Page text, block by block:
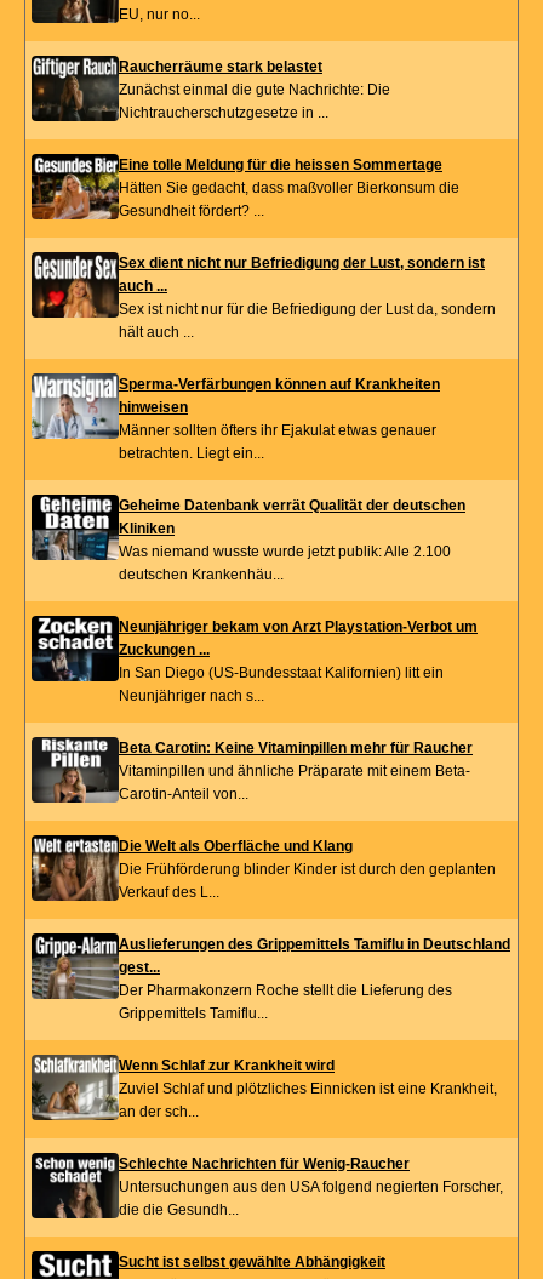
EU, nur no...
Raucherräume stark belastet
Zunächst einmal die gute Nachrichte: Die
Nichtraucherschutzgesetze in ...
Eine tolle Meldung für die heissen Sommertage
Hätten Sie gedacht, dass maßvoller Bierkonsum die
Gesundheit fördert? ...
Sex dient nicht nur Befriedigung der Lust, sondern ist
auch ...
Sex ist nicht nur für die Befriedigung der Lust da, sondern
hält auch ...
Sperma-Verfärbungen können auf Krankheiten
hinweisen
Männer sollten öfters ihr Ejakulat etwas genauer
betrachten. Liegt ein...
Geheime Datenbank verrät Qualität der deutschen
Kliniken
Was niemand wusste wurde jetzt publik: Alle 2.100
deutschen Krankenhäu...
Neunjähriger bekam von Arzt Playstation-Verbot um
Zuckungen ...
In San Diego (US-Bundesstaat Kalifornien) litt ein
Neunjähriger nach s...
Beta Carotin: Keine Vitaminpillen mehr für Raucher
Vitaminpillen und ähnliche Präparate mit einem Beta-
Carotin-Anteil von...
Die Welt als Oberfläche und Klang
Die Frühförderung blinder Kinder ist durch den geplanten
Verkauf des L...
Auslieferungen des Grippemittels Tamiflu in Deutschland
gest...
Der Pharmakonzern Roche stellt die Lieferung des
Grippemittels Tamiflu...
Wenn Schlaf zur Krankheit wird
Zuviel Schlaf und plötzliches Einnicken ist eine Krankheit,
an der sch...
Schlechte Nachrichten für Wenig-Raucher
Untersuchungen aus den USA folgend negierten Forscher,
die die Gesundh...
Sucht ist selbst gewählte Abhängigkeit